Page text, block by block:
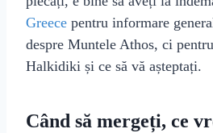
Greece pentru informare
despre Muntele Athos, ci
Halkidiki și ce să vă așteptați.
Când să mergeți, ce